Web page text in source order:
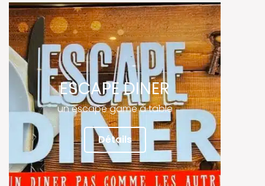
ESCAPE DINER
un escape game à table
Détails